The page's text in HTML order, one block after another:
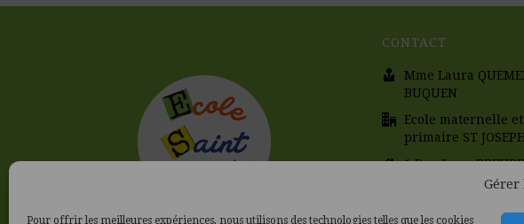
Gérer
Pour offrir les meilleures expériences, nous utilisons des technologies telles que les cookies
CONTACT
Mme Laura
BUQUEN
Ecole maternelle et
primaire ST
1 Rue Leon
56670 RIANTEC